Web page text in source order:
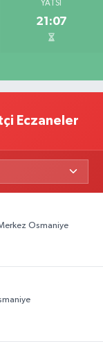
YATSI
21:07
Eczaneler
Osmaniye